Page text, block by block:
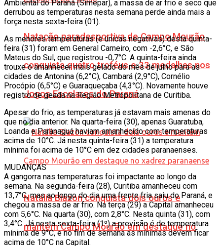
Natação paradesportiva de Campo Mourão
conquista quatro troféus e 33 medalhas nos
Jogos Escolares do Paraná
Natália Biazon conquista dois ouros e
mantém Campo Mourão em destaque no
Ambiental do Paraná (Simepar), a massa de ar frio e seco que
derrubou as temperaturas nesta semana perde ainda mais a
força nesta sexta-feira (01).
As menores temperaturas (e únicas negativas) desta quinta-
feira (31) foram em General Carneiro, com -2,6°C, e São
Mateus do Sul, que registrou -0,7°C. A quinta-feira ainda
trouxe o amanhecer mais gelado do mês de julho para as
cidades de Antonina (6,2°C), Cambará (2,9°C), Cornélio
Procópio (6,5°C) e Guaraqueçaba (4,3°C). Novamente houve
registro de geada na Região Metropolitana de Curitiba.
Apesar do frio, as temperaturas já estavam mais amenas do
que no dia anterior. Na quarta-feira (30), apenas Guaratuba,
Loanda e Paranaguá haviam amanhecido com temperaturas
acima de 10°C. Já nesta quinta-feira (31) a temperatura
mínima foi acima de 10°C em dez cidades paranaenses.
MUDANÇAS
A gangorra nas temperaturas foi impactante ao longo da
semana. Na segunda-feira (28), Curitiba amanheceu com
13,7°C, mas ao longo do dia uma frente fria saiu do Paraná, e
chegou a massa de ar frio. Na terça (29) a Capital amanheceu
com 5,6°C. Na quarta (30), com 2,8°C. Nesta quinta (31), com
3,4°C. Já nesta sexta-feira (1º) a previsão é de temperatura
mínima de 9°C, e no fim de semana as mínimas devem ficar
acima de 10°C na Capital.